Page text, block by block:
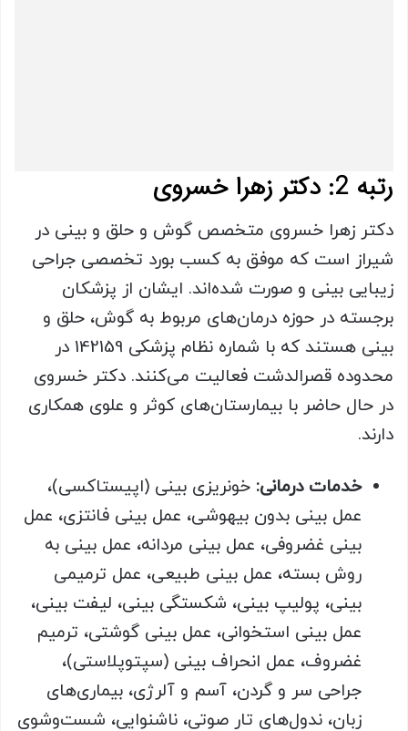
رتبه 2: دکتر زهرا خسروی
دکتر زهرا خسروی متخصص گوش و حلق و بینی در
شیراز است که موفق به کسب بورد تخصصی جراحی
زیبایی بینی و صورت شده‌اند. ایشان از پزشکان
برجسته در حوزه درمان‌های مربوط به گوش، حلق و
بینی هستند که با شماره نظام پزشکی 142159 در
محدوده قصرالدشت فعالیت می‌کنند. دکتر خسروی
در حال حاضر با بیمارستان‌های کوثر و علوی همکاری
دارند.
خدمات درمانی: خونریزی بینی (اپیستاکسی)،
عمل بینی بدون بیهوشی، عمل بینی فانتزی، عمل
بینی غضروفی، عمل بینی مردانه، عمل بینی به
روش بسته، عمل بینی طبیعی، عمل ترمیمی
بینی، پولیپ بینی، شکستگی بینی، لیفت بینی،
عمل بینی استخوانی، عمل بینی گوشتی، ترمیم
غضروف، عمل انحراف بینی (سپتوپلاستی)،
جراحی سر و گردن، آسم و آلرژی، بیماری‌های
زبان، ندول‌های تار صوتی، ناشنوایی، شست‌وشوی